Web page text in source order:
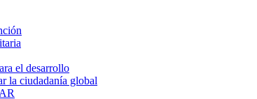
el desarrollo
la ciudadanía global